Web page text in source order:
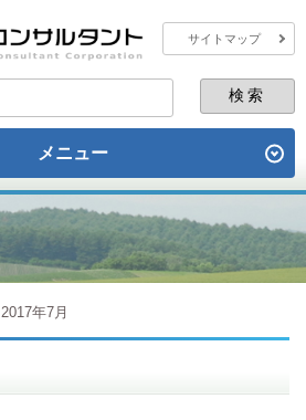
サイトマップ
メニュー
2017年7月